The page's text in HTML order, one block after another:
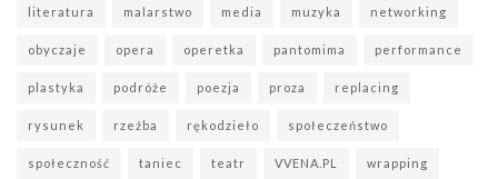
literatura malarstwo media muzyka networking
obyczaje opera operetka pantomima performance
plastyka podróże poezja proza replacing
rysunek rzeźba rękodzieło społeczeństwo
społeczność taniec teatr VVENA.PL wrapping